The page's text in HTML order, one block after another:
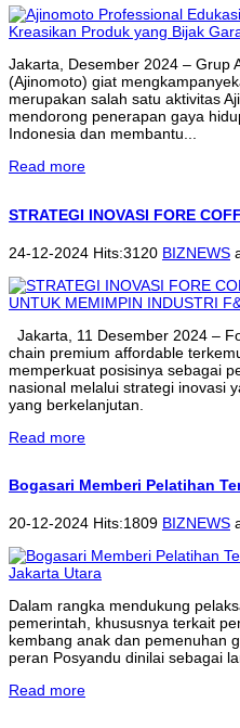
Jakarta, Desember 2024 – Grup
(Ajinomoto) giat
merupakan salah satu aktivitas
mendorong penerapan gaya
Indonesia dan membantu...
Read more
STRATEGI INOVASI FORE
24-12-2024 Hits:3120 BIZNEWS
Jakarta, 11 Desember 2024 –
chain premium affordable
memperkuat posisinya sebagai
nasional melalui strategi inovasi
yang berkelanjutan.
Read more
Bogasari Memberi Pelatihan
20-12-2024 Hits:1809 BIZNEWS
Dalam rangka mendukung
pemerintah, khususnya terkait
kembang anak dan pemenuhan
peran Posyandu dinilai sebagai
Read more